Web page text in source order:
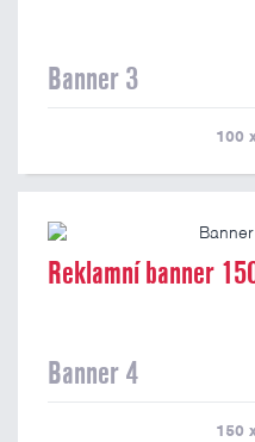
Banner 3
100
Reklamní banner
Banner 4
150